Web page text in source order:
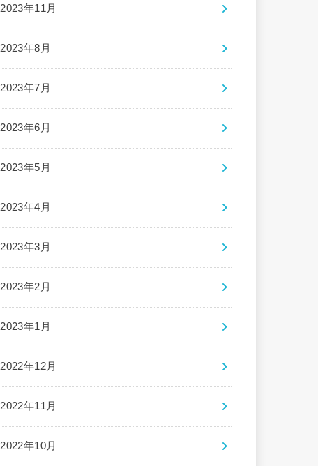
2023年11月
2023年8月
2023年7月
2023年6月
2023年5月
2023年4月
2023年3月
2023年2月
2023年1月
2022年12月
2022年11月
2022年10月